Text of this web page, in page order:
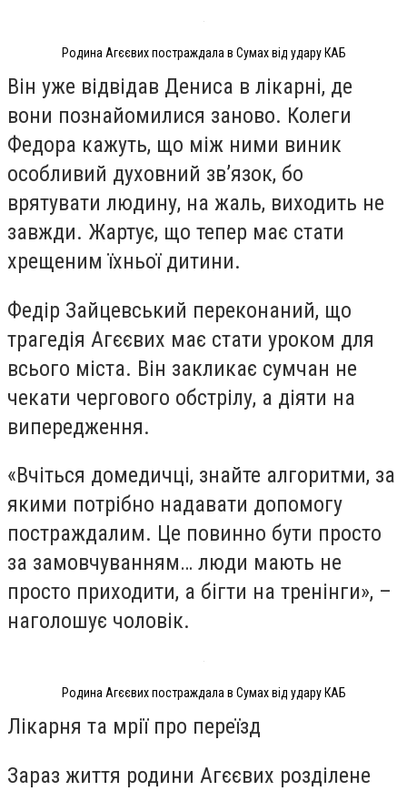
Родина Агєєвих постраждала в Сумах від удару КАБ
Він уже відвідав Дениса в лікарні, де
вони познайомилися заново. Колеги
Федора кажуть, що між ними виник
особливий духовний зв’язок, бо
врятувати людину, на жаль, виходить не
завжди. Жартує, що тепер має стати
хрещеним їхньої дитини.
Федір Зайцевський переконаний, що
трагедія Агєєвих має стати уроком для
всього міста. Він закликає сумчан не
чекати чергового обстрілу, а діяти на
випередження.
«Вчіться домедичці, знайте алгоритми, за
якими потрібно надавати допомогу
постраждалим. Це повинно бути просто
за замовчуванням… люди мають не
просто приходити, а бігти на тренінги», –
наголошує чоловік.
Родина Агєєвих постраждала в Сумах від удару КАБ
Лікарня та мрії про переїзд
Зараз життя родини Агєєвих розділене